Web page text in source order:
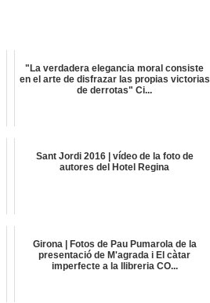
"La verdadera elegancia moral consiste
en el arte de disfrazar las propias victorias
de derrotas" Ci...
Sant Jordi 2016 | vídeo de la foto de
autores del Hotel Regina
Girona | Fotos de Pau Pumarola de la
presentació de M'agrada i El càtar
imperfecte a la llibreria CO...